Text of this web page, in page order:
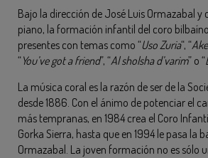
Bajo la dirección de José Luis Ormazabal y
piano, la formación infantil del coro
presentes con temas como “Uso Zuria“, “
“You’ve got a friend”, “Al sholsha d’varim” o “
La música coral es la razón de ser de la
desde 1886. Con el ánimo de potenciar el
más tempranas, en 1984 crea el Coro
Gorka Sierra, hasta que en 1994 le pasa la
Ormazabal. La joven formación no es sólo